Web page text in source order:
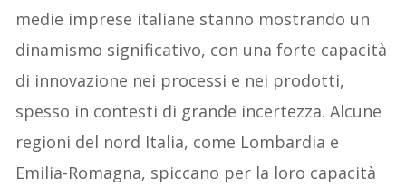
medie imprese italiane stanno mostrando un
dinamismo significativo, con una forte capacità
di innovazione nei processi e nei prodotti,
spesso in contesti di grande incertezza. Alcune
regioni del nord Italia, come Lombardia e
Emilia-Romagna, spiccano per la loro capacità